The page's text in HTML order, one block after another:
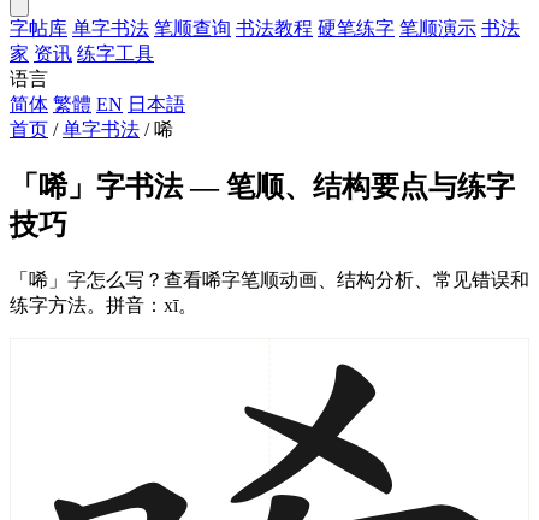
字帖库 单字书法 笔顺查询 书法教程 硬笔练字 笔顺演示 书法
家 资讯 练字工具
语言
简体 繁體 EN 日本語
首页 / 单字书法 / 唏
「唏」字书法 — 笔顺、结构要点与练字
技巧
「唏」字怎么写？查看唏字笔顺动画、结构分析、常见错误和
练字方法。拼音：xī。